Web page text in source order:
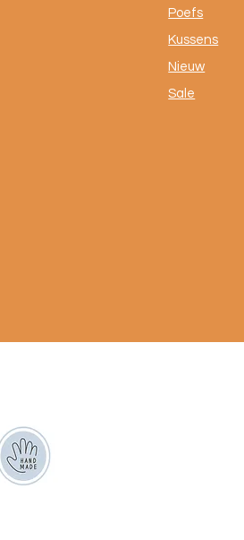
Poefs
Kussens
Nieuw
Sale